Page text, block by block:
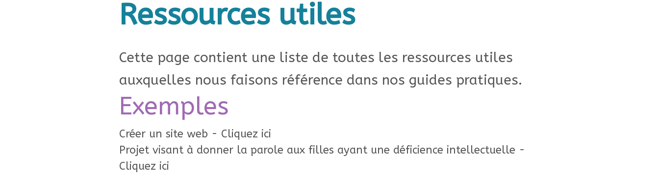
Ressources utiles
Cette page contient une liste de toutes les ressources utiles
auxquelles nous faisons référence dans nos guides pratiques.
Exemples
Créer un site web - Cliquez ici
Projet visant à donner la parole aux filles ayant une déficience intellectuelle -
Cliquez ici